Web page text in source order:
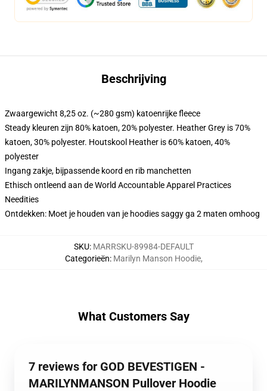
Beschrijving
Zwaargewicht 8,25 oz. (~280 gsm) katoenrijke fleece
Steady kleuren zijn 80% katoen, 20% polyester. Heather Grey is 70%
katoen, 30% polyester. Houtskool Heather is 60% katoen, 40%
polyester
Ingang zakje, bijpassende koord en rib manchetten
Ethisch ontleend aan de World Accountable Apparel Practices
Needities
Ontdekken: Moet je houden van je hoodies saggy ga 2 maten omhoog
SKU: MARRSKU-89984-DEFAULT
Categorieën: Marilyn Manson Hoodie,
What Customers Say
7 reviews for GOD BEVESTIGEN -
MARILYNMANSON Pullover Hoodie